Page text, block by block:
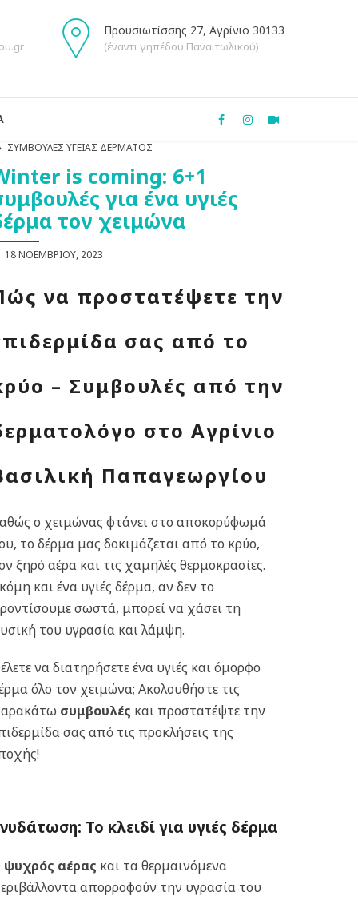
Προυσιωτίσσης 27, Αγρίνιο 30133
(έναντι γηπέδου Παναιτωλικού)
ΣΥΜΒΟΥΛΈΣ ΥΓΕΊΑΣ ΔΈΡΜΑΤΟΣ
is coming: 6+1
για ένα υγιές
τον χειμώνα
18 ΝΟΕΜΒΡΊΟΥ, 2023
να προστατέψετε την
σας από το
– Συμβουλές από την
στο Αγρίνιο
Παπαγεωργίου
ο χειμώνας φτάνει στο αποκορύφωμά
το δέρμα μας δοκιμάζεται από το κρύο,
ξηρό αέρα και τις χαμηλές θερμοκρασίες.
και ένα υγιές δέρμα, αν δεν το
σωστά, μπορεί να χάσει τη
του υγρασία και λάμψη.
να διατηρήσετε ένα υγιές και όμορφο
όλο τον χειμώνα; Ακολουθήστε τις
συμβουλές και προστατέψτε την
σας από τις προκλήσεις της
Το κλειδί για υγιές δέρμα
ψυχρός αέρας και τα θερμαινόμενα
απορροφούν την υγρασία του